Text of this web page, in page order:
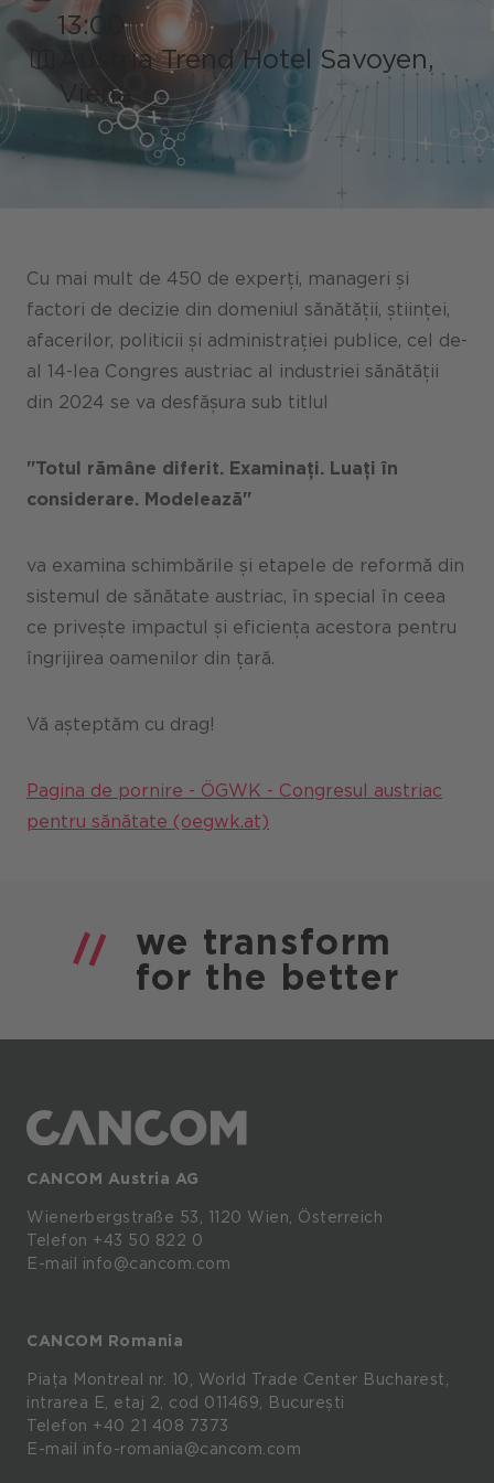
Portaluri / Magazine / Piață
Referințe
Presă
Podcast
Sustenabilitate CANCOM SE
Sustenabilitate CANCOM Austria
13:00
Austria Trend Hotel Savoyen,
Viena
Cu mai mult de 450 de experți, manageri și
factori de decizie din domeniul sănătății, științei,
afacerilor, politicii și administrației publice, cel de-
al 14-lea Congres austriac al industriei sănătății
din 2024 se va desfășura sub titlul
"Totul rămâne diferit. Examinați. Luați în
considerare. Modelează"
va examina schimbările și etapele de reformă din
sistemul de sănătate austriac, în special în ceea
ce privește impactul și eficiența acestora pentru
îngrijirea oamenilor din țară.
Vă așteptăm cu drag!
Pagina de pornire - ÖGWK - Congresul austriac
pentru sănătate (oegwk.at)
we transform
for the better
CANCOM Austria AG
Wienerbergstraße 53, 1120 Wien, Österreich
Telefon +43 50 822 0
E-mail info@cancom.com
CANCOM Romania
Piața Montreal nr. 10, World Trade Center Bucharest,
intrarea E, etaj 2, cod 011469, București
Telefon +40 21 408 7373
E-mail info-romania@cancom.com